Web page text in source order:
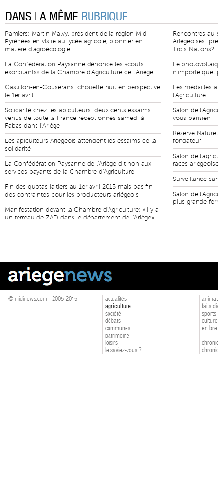
DANS LA MÊME RUBRIQUE
Pamiers: Martin Malvy, président de la région Midi-
Pyrénées en visite au lycée agricole, pionnier en
matière d'agroécologie
La Confédération Paysanne dénonce les «coûts
exorbitants» de la Chambre d'Agriculture de l'Ariège
Castillon-en-Couserans: chouette nuit en perspective
le 1er avril
Solidarité chez les apiculteurs: deux cents essaims
venus de toute la France réceptionnés samedi à
Fabas dans l'Ariège
Les apiculteurs Ariégeois attendent les essaims de la
solidarité
La Confédération Paysanne de l'Ariège dit non aux
services payants de la Chambre d'Agriculture
Fin des quotas laitiers au 1er avril 2015 mais pas fin
des contraintes pour les producteurs ariégeois
Manifestation devant la Chambre d'Agriculture: «il y a
un terreau de ZAD dans le département de l'Ariège»
Rencontres au
Ariégeoises:
Trois Nations?
Le
n'importe quel
Les médailles
l'Agriculture
Salon de
vous parisien
Réserve
fondateur
Salon de
races
Surveillance
Salon de
plus grande
© midinews.com - 2005-2015
actualités
agriculture
société
débats
communes
patrimoine
loisirs
le saviez-vous ?
faits
sports
culture
en bref